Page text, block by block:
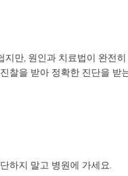
만, 원인과 치료법이 완전
찰을 받아 정확한 진단을 받
하지 말고 병원에 가세요.